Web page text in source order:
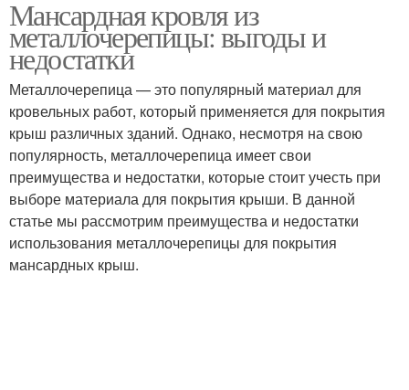
Металлочерепицы для
кровли
мансардной крыши
Металлочерепицы на
мансардной крыше
Металлочерепица для
мансардной кровли
Прямоугольная кровля
Металлочерепицы для
мансардной кровли
Мансардная кровля из
металлочерепицы: выгоды и
недостатки
Металлочерепица — это популярный материал для
кровельных работ, который применяется для покрытия
крыш различных зданий. Однако, несмотря на свою
популярность, металлочерепица имеет свои
преимущества и недостатки, которые стоит учесть при
выборе материала для покрытия крыши. В данной
статье мы рассмотрим преимущества и недостатки
использования металлочерепицы для покрытия
мансардных крыш.